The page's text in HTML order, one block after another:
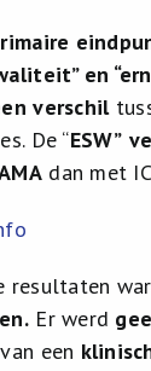
en
verschil
De “ESW”
dan met
resultaten
Er werd
een